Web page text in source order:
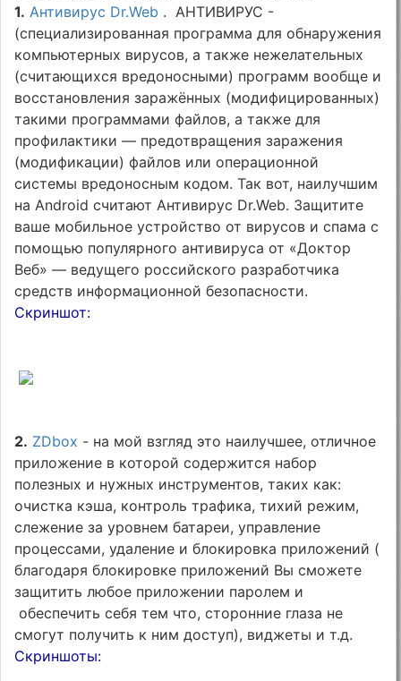
1. Антивирус Dr.Web . АНТИВИРУС -
(специализированная программа для обнаружения
компьютерных вирусов, а также нежелательных
(считающихся вредоносными) программ вообще и
восстановления заражённых (модифицированных)
такими программами файлов, а также для
профилактики — предотвращения заражения
(модификации) файлов или операционной
системы вредоносным кодом. Так вот, наилучшим
на Android считают Антивирус Dr.Web. Защитите
ваше мобильное устройство от вирусов и спама с
помощью популярного антивируса от «Доктор
Веб» — ведущего российского разработчика
средств информационной безопасности.
Скриншот:
2. ZDbox - на мой взгляд это наилучшее, отличное
приложение в которой содержится набор
полезных и нужных инструментов, таких как:
очистка кэша, контроль трафика, тихий режим,
слежение за уровнем батареи, управление
процессами, удаление и блокировка приложений (
благодаря блокировке приложений Вы сможете
защитить любое приложении паролем и
обеспечить себя тем что, сторонние глаза не
смогут получить к ним доступ), виджеты и т.д.
Скриншоты: